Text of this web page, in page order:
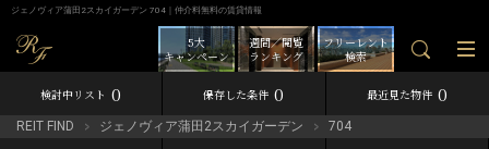
ジェノヴィア蒲田2スカイガーデン 704｜仲介料無料の賃貸情報
フリーレント
検索
週間／閲覧
ランキング
5大
キャンペーン
検討中リスト 0 保存した条件 0 最近見た物件 0
REIT FIND ジェノヴィア蒲田2スカイガーデン 704